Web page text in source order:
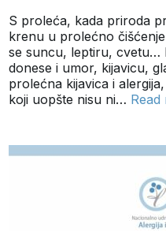
S proleća, kada priroda
krenu u prolećno
se suncu, leptiru, cvetu…
donese i umor, kijavicu,
prolećna kijavica i
koji uopšte nisu ni… Read